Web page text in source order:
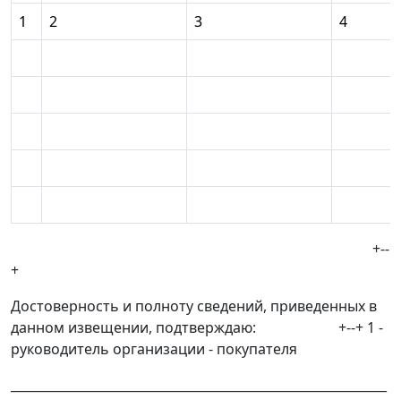
1 2 3 4
+--
+
Достоверность и полноту сведений, приведенных в
данном извещении, подтверждаю: +--+ 1 -
руководитель организации - покупателя